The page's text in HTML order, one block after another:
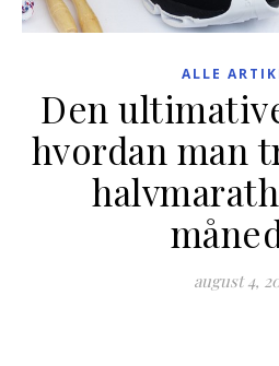
ALLE
Den
hvordan man
august 4,